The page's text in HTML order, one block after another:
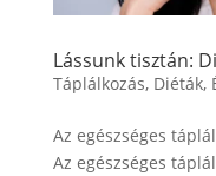
Lássunk tisztán:
Táplálkozás, Diéták,
Az egészséges
Az egészséges